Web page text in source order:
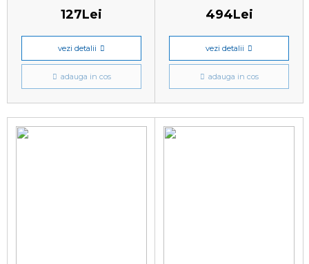
127Lei
vezi detalii
adauga in cos
494Lei
vezi detalii
adauga in cos